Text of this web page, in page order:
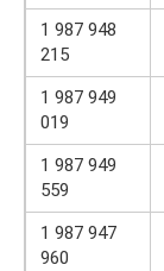
1 987 948
215
1 987 949
019
1 987 949
559
1 987 947
960